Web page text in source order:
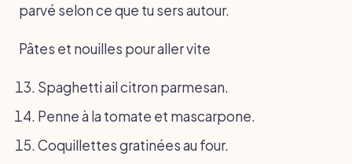
parvé selon ce que tu sers autour.
Pâtes et nouilles pour aller vite
Spaghetti ail citron parmesan.
Penne à la tomate et mascarpone.
Coquillettes gratinées au four.